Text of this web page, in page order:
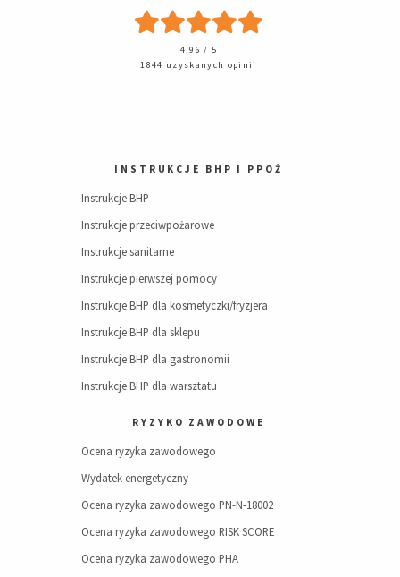
4.96 / 5
1844 uzyskanych opinii
INSTRUKCJE BHP I PPOŻ
Instrukcje BHP
Instrukcje przeciwpożarowe
Instrukcje sanitarne
Instrukcje pierwszej pomocy
Instrukcje BHP dla kosmetyczki/fryzjera
Instrukcje BHP dla sklepu
Instrukcje BHP dla gastronomii
Instrukcje BHP dla warsztatu
RYZYKO ZAWODOWE
Ocena ryzyka zawodowego
Wydatek energetyczny
Ocena ryzyka zawodowego PN-N-18002
Ocena ryzyka zawodowego RISK SCORE
Ocena ryzyka zawodowego PHA